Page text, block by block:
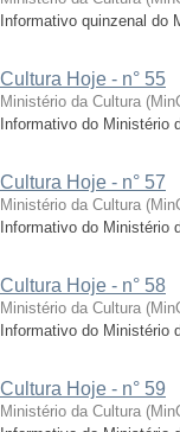
Informativo quinzenal do
Cultura Hoje - n° 55
Ministério da Cultura
Informativo do
Cultura Hoje - n° 57
Ministério da Cultura
Informativo do
Cultura Hoje - n° 58
Ministério da Cultura
Informativo do
Cultura Hoje - n° 59
Ministério da Cultura